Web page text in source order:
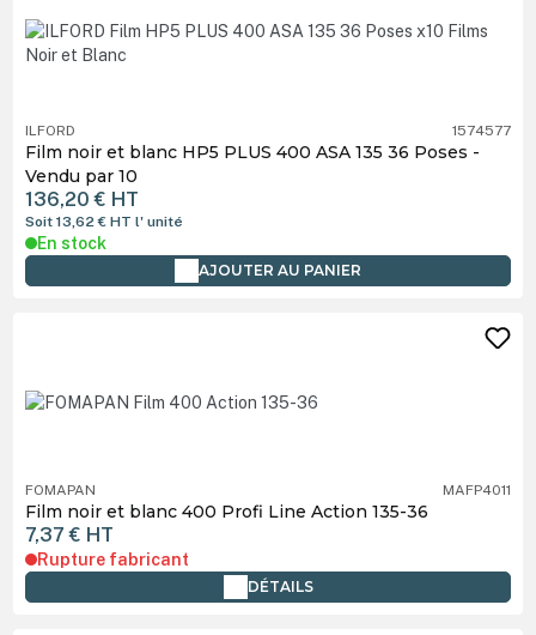
ILFORD 1574577
Film noir et blanc HP5 PLUS 400 ASA 135 36 Poses -
Vendu par 10
136,20 € HT
Soit 13,62 €HTl' unité
En stock
AJOUTER AU PANIER
FOMAPAN MAFP4011
Film noir et blanc 400 Profi Line Action 135-36
7,37 € HT
Rupture fabricant
DÉTAILS